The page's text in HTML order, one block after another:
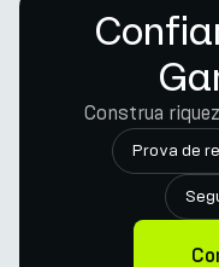
Construa
Prova de